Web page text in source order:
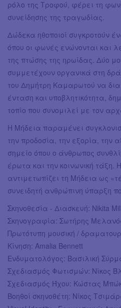
ρόλο της Τροφού, φέρει τη
συνείδησης της τραγωδίας.
Δώδεκα ηθοποιοί συγκροτούν
όπου οι φωνές ενώνονται και
της πτώσης της ηρωίδας. Δύο
συμμετέχουν οργανικά στη
του Δημήτρη Καμαρωτού να
ένταση και υποβλητικότητα,
τοπίο που συνομιλεί με τον
Η Μήδεια παραμένει
την προδοσία, την εξορία, την
σημείο όπου ο άνθρωπος
έρωτα και την κοινωνική
αντιμετωπίζει τη Μήδεια ως
συνειδητή ανθρώπινη ύπαρξη
Σκηνοθεσία - Διασκευή: Nikita
Σκηνογραφία: Σωτήρης
Πρωτότυπη μουσική /
Κίνηση: Amalia Bennett
Ενδυματολόγος: Βασιλική
Σχεδιασμός Φωτισμών: Νίκος
Σχεδιασμός Ήχου: Κώστας
Βοηθοί σκηνοθέτη: Νίκος